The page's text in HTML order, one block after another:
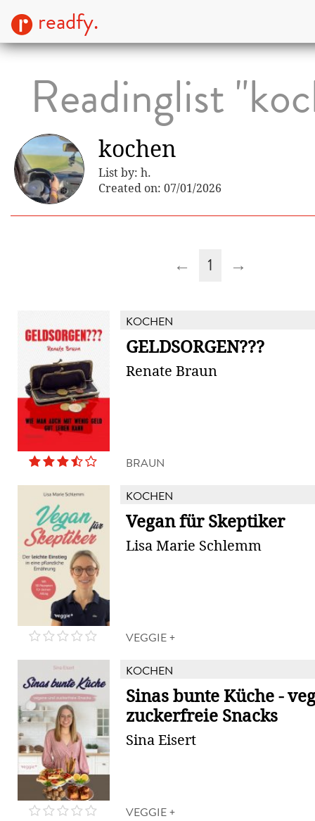
readfy.
Readinglist
kochen
List by: h.
Created on: 07/01/2026
← 1 →
KOCHEN
GELDSORGEN???
Renate Braun
BRAUN
KOCHEN
Vegan für Skeptiker
Lisa Marie Schlemm
VEGGIE +
KOCHEN
Sinas bunte Küche -
zuckerfreie Snacks
Sina Eisert
VEGGIE +